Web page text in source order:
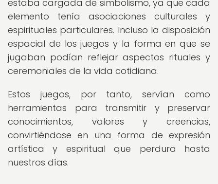
estaba cargada de simbolismo, ya que cada
elemento tenía asociaciones culturales y
espirituales particulares. Incluso la disposición
espacial de los juegos y la forma en que se
jugaban podían reflejar aspectos rituales y
ceremoniales de la vida cotidiana.
Estos juegos, por tanto, servían como
herramientas para transmitir y preservar
conocimientos, valores y creencias,
convirtiéndose en una forma de expresión
artística y espiritual que perdura hasta
nuestros días.